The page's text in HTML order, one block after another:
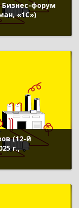
Бизнес-форум
«1С»)
(12-й
г.,